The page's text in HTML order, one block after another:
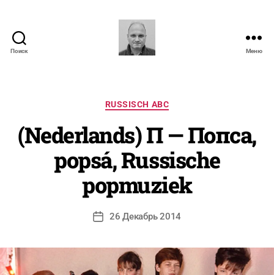
Поиск Меню
Рубрики
RUSSISCH ABC
(Nederlands) П — Попса,
popsá, Russische
popmuziek
Автор
записи
т
р
:
N
i
c
o
l
S
e
Дата26 Декабрь 2014